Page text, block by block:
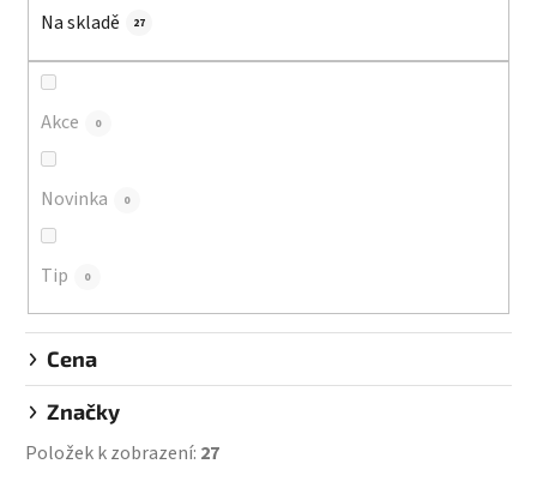
Na skladě 27
Akce 0
Novinka 0
Tip 0
Cena
Značky
Položek k zobrazení: 27